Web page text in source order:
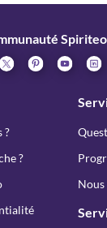
Spiriteo
?
?